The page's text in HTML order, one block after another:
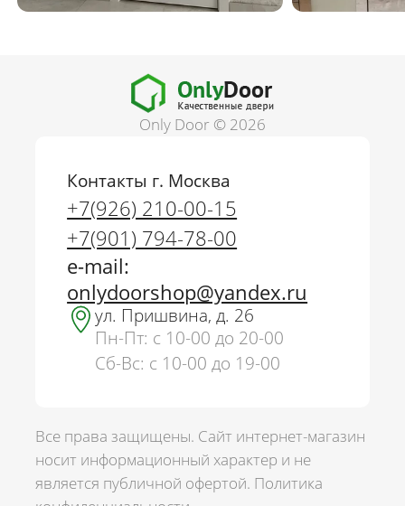
г. Москва
Only Door © 2026
Контакты г. Москва
+7(926) 210-00-15
+7(901) 794-78-00
e-mail:
onlydoorshop@yandex.ru
ул. Пришвина, д. 26
Пн-Пт: с 10-00 до 20-00
Сб-Вс: с 10-00 до 19-00
Все права защищены. Сайт интернет-магазин
носит информационный характер и не
является публичной офертой. Политика